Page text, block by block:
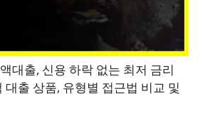
대출, 신용 하락 없는 최저 금리
대출 상품, 유형별 접근법 비교 및